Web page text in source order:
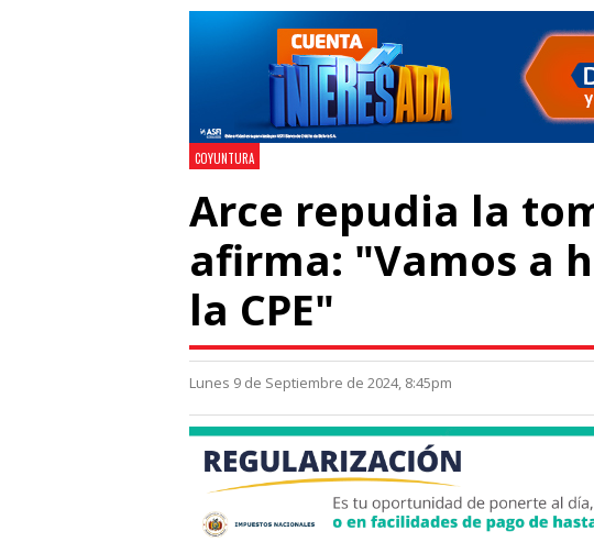
COYUNTURA
Arce repudia la
afirma: "Vamos a
la CPE"
Lunes 9 de Septiembre de 2024, 8:45pm